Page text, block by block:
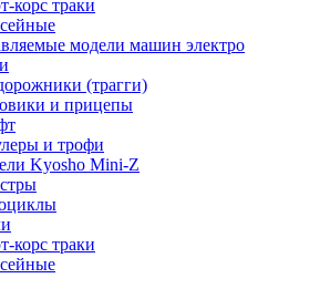
корс траки
модели машин электро
(трагги)
и прицепы
и трофи
Kyosho Mini-Z
корс траки